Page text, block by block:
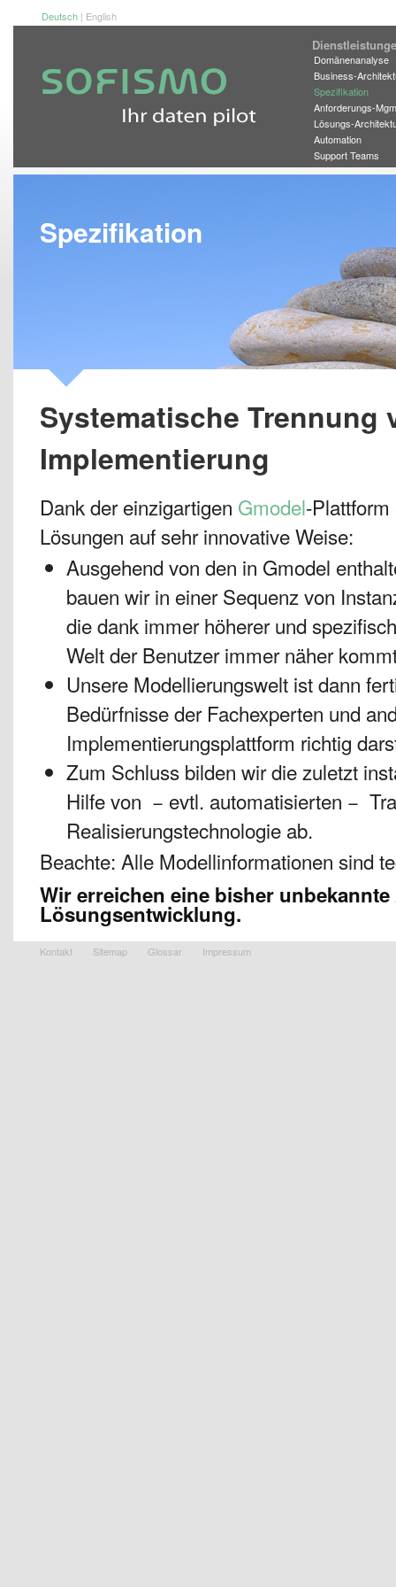
Deutsch | English
Domänenanalyse
Business-
Spezifikation
Anforderungs-
Lösungs-
Automation
Support Teams
Spezifikation
Systematische Trennung
Implementierung
Dank der einzigartigen Gmodel-
Lösungen auf sehr innovative Weise:
Ausgehend von den in Gmodel
bauen wir in einer Sequenz von
die dank immer höherer und
Welt der Benutzer immer näher
Unsere Modellierungswelt ist dann
Bedürfnisse der Fachexperten und
Implementierungsplattform richtig
Zum Schluss bilden wir die zuletzt
Hilfe von − evtl. automatisierten −
Realisierungstechnologie ab.
Beachte: Alle Modellinformationen sind
Wir erreichen eine bisher
Lösungsentwicklung.
Kontakt Sitemap Glossar Impressum